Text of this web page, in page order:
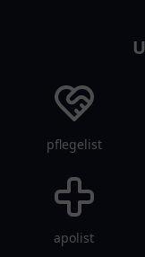
pflegelist
apolist